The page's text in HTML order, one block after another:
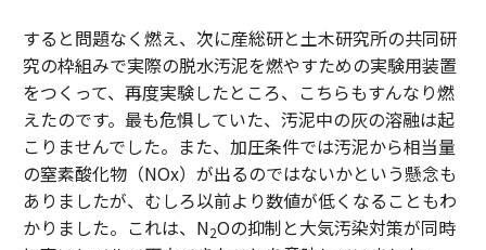
すると問題なく燃え、次に産総研と土木研究所の共同研
究の枠組みで実際の脱水汚泥を燃やすための実験用装置
をつくって、再度実験したところ、こちらもすんなり燃
えたのです。最も危惧していた、汚泥中の灰の溶融は起
こりませんでした。また、加圧条件では汚泥から相当量
の窒素酸化物（NOx）が出るのではないかという懸念も
ありましたが、むしろ以前より数値が低くなることもわ
かりました。これは、N2Oの抑制と大気汚染対策が同時